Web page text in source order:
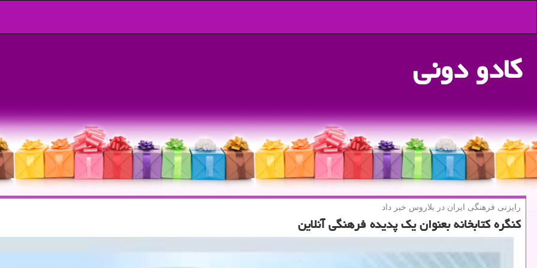
كادو دونی
رایزنی فرهنگی ایران در بلاروس خبر داد
كنگره كتابخانه بعنوان یك پدیده فرهنگی آنلاین